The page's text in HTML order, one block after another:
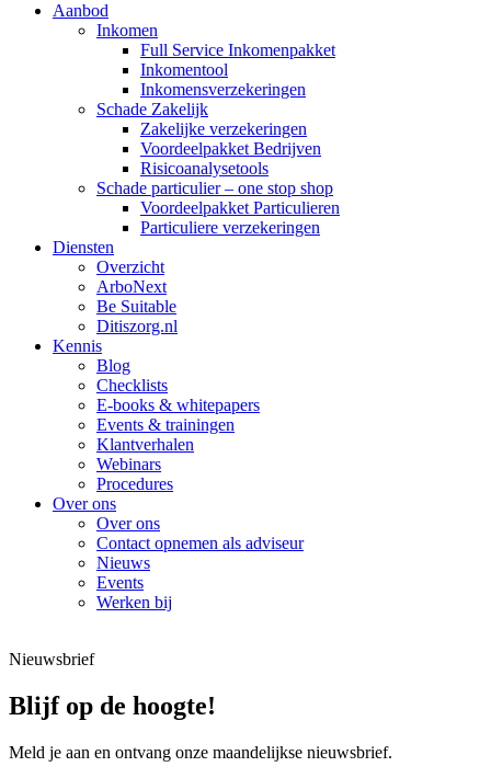
Aanbod
Inkomen
Full Service Inkomenpakket
Inkomentool
Inkomensverzekeringen
Schade Zakelijk
Zakelijke verzekeringen
Voordeelpakket Bedrijven
Risicoanalysetools
Schade particulier – one stop shop
Voordeelpakket Particulieren
Particuliere verzekeringen
Diensten
Overzicht
ArboNext
Be Suitable
Ditiszorg.nl
Kennis
Blog
Checklists
E-books & whitepapers
Events & trainingen
Klantverhalen
Webinars
Procedures
Over ons
Over ons
Contact opnemen als adviseur
Nieuws
Events
Werken bij
Nieuwsbrief
Blijf op de hoogte!
Meld je aan en ontvang onze maandelijkse nieuwsbrief.